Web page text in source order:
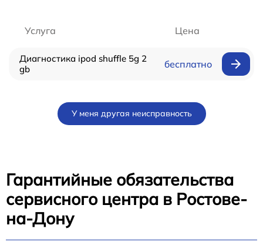
Услуга Цена
Диагностика ipod shuffle 5g 2
gb
бесплатно
У меня другая неисправность
Гарантийные обязательства
сервисного центра в Ростове-
на-Дону